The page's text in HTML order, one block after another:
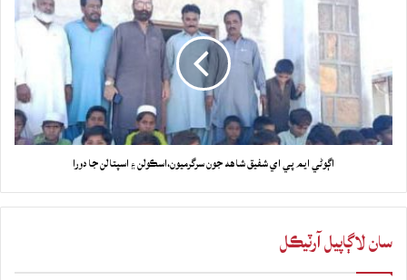
اڳوڻي ايم پي اي شفيق شاهه جون سرگرميون،اسڪولن ۽ اسپتالن جا دورا
سان لاڳاپيل آرٽيڪل